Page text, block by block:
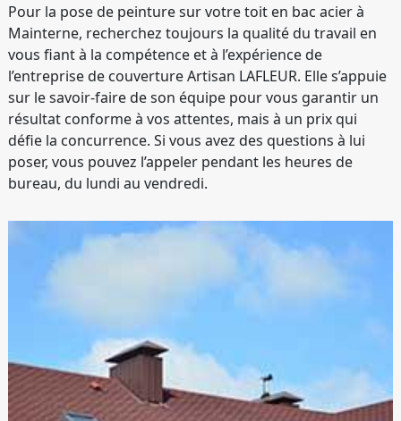
Pour la pose de peinture sur votre toit en bac acier à
Mainterne, recherchez toujours la qualité du travail en
vous fiant à la compétence et à l’expérience de
l’entreprise de couverture Artisan LAFLEUR. Elle s’appuie
sur le savoir-faire de son équipe pour vous garantir un
résultat conforme à vos attentes, mais à un prix qui
défie la concurrence. Si vous avez des questions à lui
poser, vous pouvez l’appeler pendant les heures de
bureau, du lundi au vendredi.